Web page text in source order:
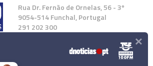
Rua Dr. Fernão de Ornelas, 56 - 3º
9054-514 Funchal, Portugal
291 202 300
Instale a nossa App ×